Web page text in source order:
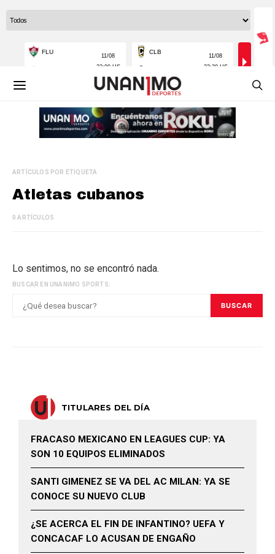
ARTÍCULOS POR ETIQUETA
Atletas cubanos
0 ARTÍCULOS
Lo sentimos, no se encontró nada.
BUSCAR EN UNANIMO SPORTS:
BUSCAR
TITULARES DEL DÍA
FRACASO MEXICANO EN LEAGUES CUP: YA
SON 10 EQUIPOS ELIMINADOS
SANTI GIMENEZ SE VA DEL AC MILAN: YA SE
CONOCE SU NUEVO CLUB
¿SE ACERCA EL FIN DE INFANTINO? UEFA Y
CONCACAF LO ACUSAN DE ENGAÑO